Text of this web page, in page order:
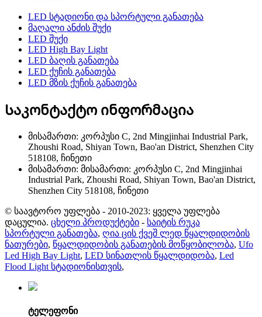
LED სტადიონი და სპორტული განათება
მაღალი ანძის შუქი
LED შუქი
LED High Bay Light
LED ბაღის განათება
LED ქუჩის განათება
LED მზის ქუჩის განათება
Საკონტაქტო ინფორმაცია
მისამართი: კორპუსი C, 2nd Mingjinhai Industrial Park,
Zhoushi Road, Shiyan Town, Bao'an District, Shenzhen City
518108, ჩინეთი
მისამართი: მისამართი: კორპუსი C, 2nd Mingjinhai
Industrial Park, Zhoushi Road, Shiyan Town, Bao'an District,
Shenzhen City 518108, ჩინეთი
© საავტორო უფლება - 2010-2023: ყველა უფლება
დაცულია. ცხელი პროდუქტები - საიტის რუკა
სპორტული განათება, ღია ცის ქვეშ ლედ წყალდიდობის
ნათურები, წყალდიდობის განათების მოწყობილობა, Ufo
Led High Bay Light, LED სინათლის წყალდიდობა, Led
Flood Light სტადიონისთვის,
ტელეფონი